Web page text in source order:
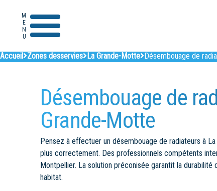
MENU
Accueil Zones desservies La Grande-Motte Désembouage de
Désembouage de
Grande-Motte
Pensez à effectuer un désembouage de radiateurs à
plus correctement. Des professionnels compétents
Montpellier. La solution préconisée garantit la
habitat.